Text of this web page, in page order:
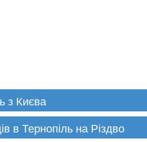
з Києва
в Тернопіль на Різдво